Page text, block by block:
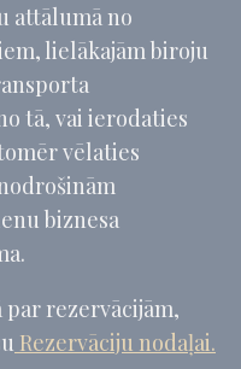
attālumā no
lielākajām biroju
tā, vai ierodaties
vēlaties
biznesa
rezervācijām,
Rezervāciju nodaļai.